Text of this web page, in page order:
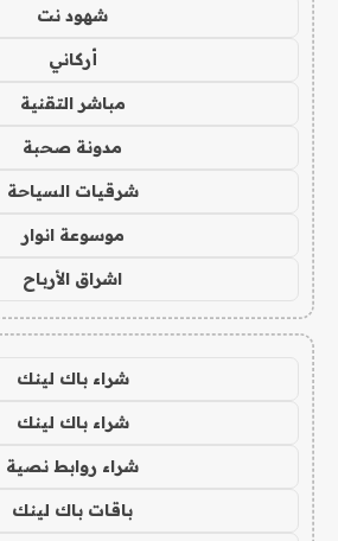
شهود نت
أركاني
مباشر التقنية
مدونة صحبة
شرقيات السياحة
موسوعة انوار
اشراق الأرباح
شراء باك لينك
شراء باك لينك
شراء روابط نصية
باقات باك لينك